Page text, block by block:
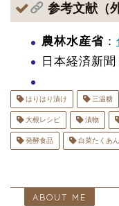
参考文献（
農林水産省 ：
日本経済新聞
はりはり漬け 三温糖
大根レシピ 漬物
発酵食品 白菜たくあん
ABOUT ME